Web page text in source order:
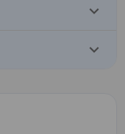
keyboard_arrow_down
keyboard_arrow_down